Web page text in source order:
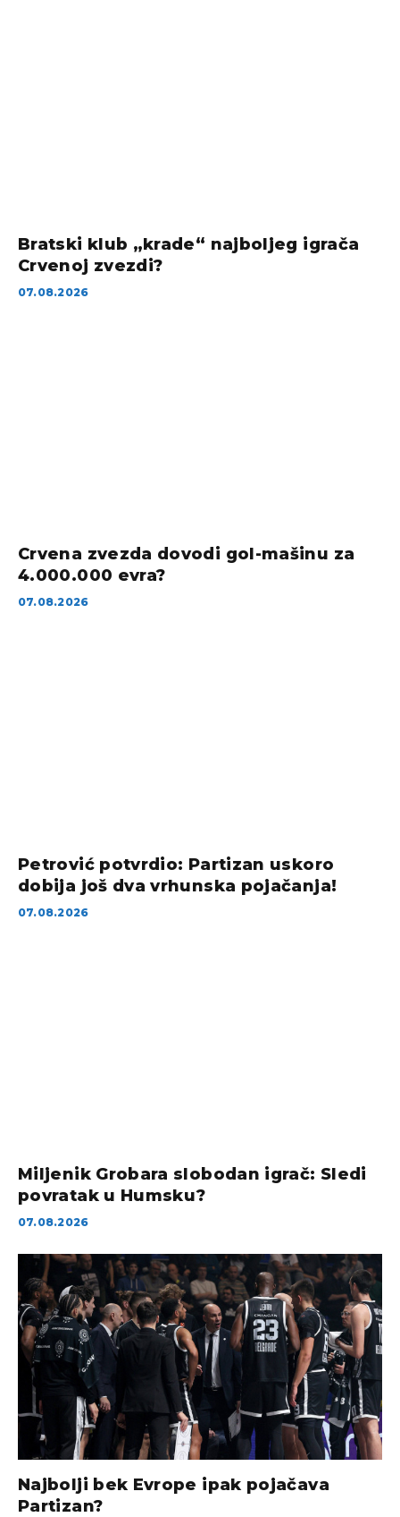
Bratski klub „krade“ najboljeg igrača
Crvenoj zvezdi?
07.08.2026
Crvena zvezda dovodi gol-mašinu za
4.000.000 evra?
07.08.2026
Petrović potvrdio: Partizan uskoro
dobija još dva vrhunska pojačanja!
07.08.2026
Miljenik Grobara slobodan igrač: Sledi
povratak u Humsku?
07.08.2026
Najbolji bek Evrope ipak pojačava
Partizan?